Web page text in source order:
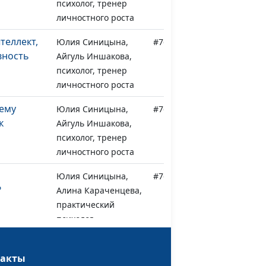
психолог, тренер
личностного роста
Юлия Синицына,
Айгуль Иншакова,
психолог, тренер
личностного роста
#768
Юлия Синицына,
Айгуль Иншакова,
психолог, тренер
личностного роста
#767
Юлия Синицына,
Алина Караченцева,
практический
психолог
#766